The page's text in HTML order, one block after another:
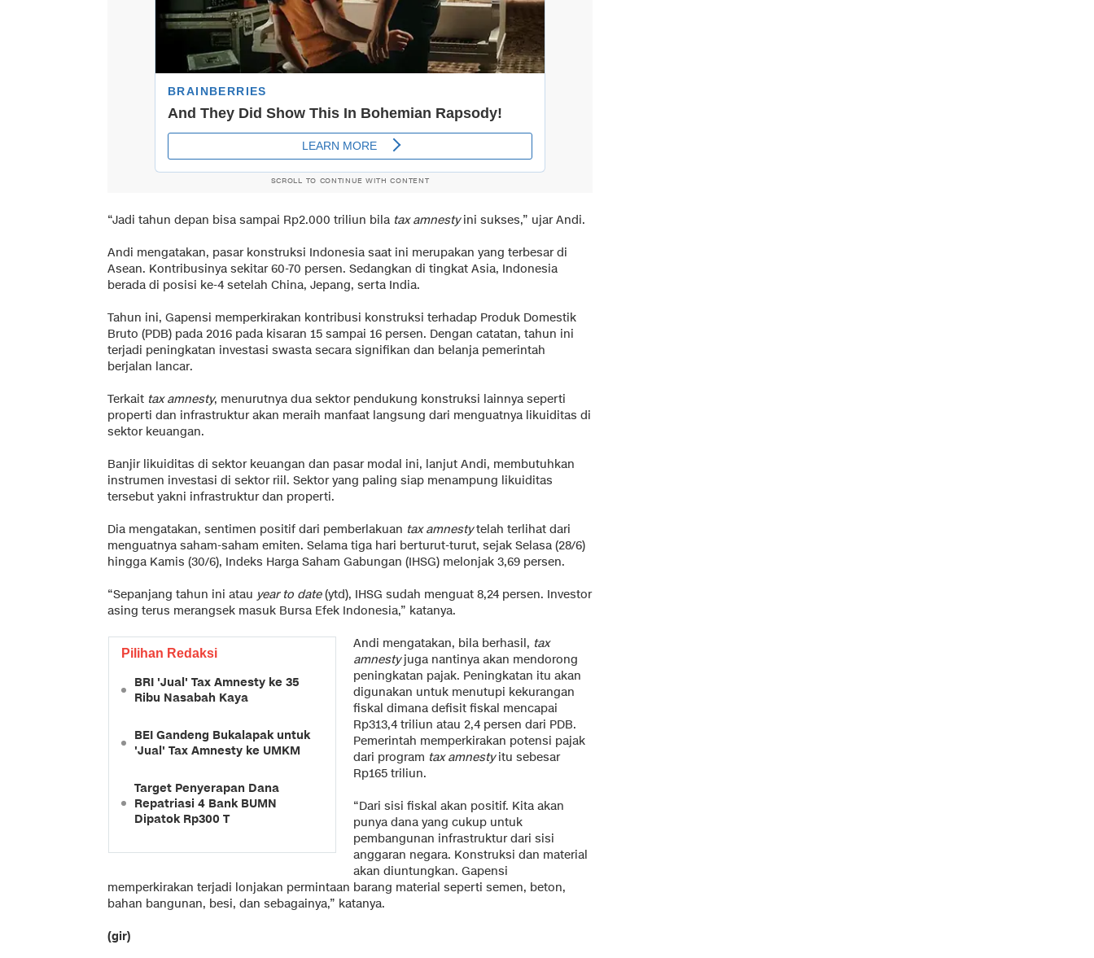
SCROLL TO CONTINUE WITH CONTENT
“Jadi tahun depan bisa sampai Rp2.000 triliun bila tax amnestyini sukses,” ujar Andi.
Andi mengatakan, pasar konstruksi Indonesia saat ini merupakan yang terbesar di
Asean. Kontribusinya sekitar 60-70 persen. Sedangkan di tingkat Asia, Indonesia
berada di posisi ke-4 setelah China, Jepang, serta India.
Tahun ini, Gapensi memperkirakan kontribusi konstruksi terhadap Produk Domestik
Bruto (PDB) pada 2016 pada kisaran 15 sampai 16 persen. Dengan catatan, tahun ini
terjadi peningkatan investasi swasta secara signifikan dan belanja pemerintah
berjalan lancar.
Terkait tax amnesty, menurutnya dua sektor pendukung konstruksi lainnya seperti
properti dan infrastruktur akan meraih manfaat langsung dari menguatnya likuiditas di
sektor keuangan.
Banjir likuiditas di sektor keuangan dan pasar modal ini, lanjut Andi, membutuhkan
instrumen investasi di sektor riil. Sektor yang paling siap menampung likuiditas
tersebut yakni infrastruktur dan properti.
Dia mengatakan, sentimen positif dari pemberlakuan tax amnestytelah terlihat dari
menguatnya saham-saham emiten. Selama tiga hari berturut-turut, sejak Selasa (28/6)
hingga Kamis (30/6), Indeks Harga Saham Gabungan (IHSG) melonjak 3,69 persen.
“Sepanjang tahun ini atau year to date(ytd), IHSG sudah menguat 8,24 persen. Investor
asing terus merangsek masuk Bursa Efek Indonesia,” katanya.
Pilihan Redaksi
BRI 'Jual' Tax Amnesty ke 35
Ribu Nasabah Kaya
BEI Gandeng Bukalapak untuk
'Jual' Tax Amnesty ke UMKM
Target Penyerapan Dana
Repatriasi 4 Bank BUMN
Dipatok Rp300 T
Andi mengatakan, bila berhasil, tax
amnestyjuga nantinya akan mendorong
peningkatan pajak. Peningkatan itu akan
digunakan untuk menutupi kekurangan
fiskal dimana defisit fiskal mencapai
Rp313,4 triliun atau 2,4 persen dari PDB.
Pemerintah memperkirakan potensi pajak
dari program tax amnestyitu sebesar
Rp165 triliun.
“Dari sisi fiskal akan positif. Kita akan
punya dana yang cukup untuk
pembangunan infrastruktur dari sisi
anggaran negara. Konstruksi dan material
akan diuntungkan. Gapensi
memperkirakan terjadi lonjakan permintaan barang material seperti semen, beton,
bahan bangunan, besi, dan sebagainya,” katanya.
(gir)